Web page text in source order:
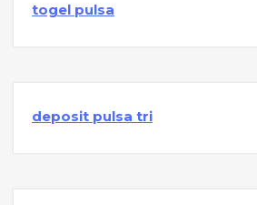
togel pulsa
deposit pulsa tri